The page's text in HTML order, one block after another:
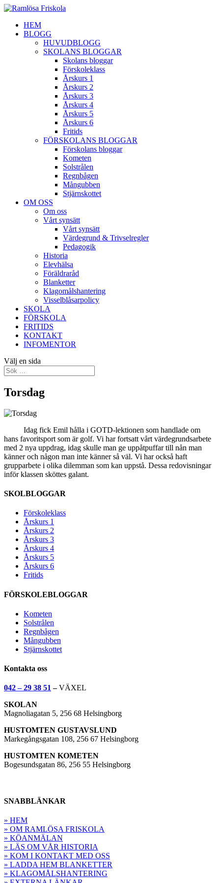
HEM
BLOGG
HUVUDBLOGG
SKOLANS BLOGGAR
Skolans bloggar
Förskoleklass
Årskurs 1
Årskurs 2
Årskurs 3
Årskurs 4
Årskurs 5
Årskurs 6
Fritids
FÖRSKOLANS BLOGGAR
Förskolans bloggar
Kometen
Solstrålen
Regnbågen
Mångubben
Stjärnskottet
OM OSS
Om oss
Vårt synsätt
Vårt synsätt
Värdegrund & Trivselregler
Pedagogik
Historia
Elevhälsa
Föräldraråd
Blanketter
Klagomålshantering
Visselblåsarpolicy
SKOLA
FÖRSKOLA
FRITIDS
KONTAKT
INFOMENTOR
Välj en sida
Torsdag
Idag fick Emil hålla i GOTD-lektionen som handlade om
hans favoritsport som är golf. Vi har fortsatt vårt värdegrundsarbete
med 2 nya uppdrag, idag skulle man ge uppåtpuffar till nån man
känner och någon man inte känner så väl. Vi har också haft
grupparbete i olika dilemman som kan uppstå. Dessa redovisningar
inför klassen sköttes galant.
SKOLBLOGGAR
Förskoleklass
Årskurs 1
Årskurs 2
Årskurs 3
Årskurs 4
Årskurs 5
Årskurs 6
Fritids
FÖRSKOLEBLOGGAR
Kometen
Solstrålen
Regnbågen
Mångubben
Stjärnskottet
Kontakta oss
042 – 29 38 51–VÄXEL
SKOLAN
Magnoliagatan 5, 256 68 Helsingborg
HUSTOMTEN GUSTAVSLUND
Markegångsgatan 108, 256 67 Helsingborg
HUSTOMTEN KOMETEN
Bogesundsgatan 86, 256 55 Helsingborg
SNABBLÄNKAR
» HEM
» OM RAMLÖSA FRISKOLA
» KÖANMÄLAN
» LÄS OM VÅR HISTORIA
» KOM I KONTAKT MED OSS
» LADDA HEM BLANKETTER
» KLAGOMÅLSHANTERING